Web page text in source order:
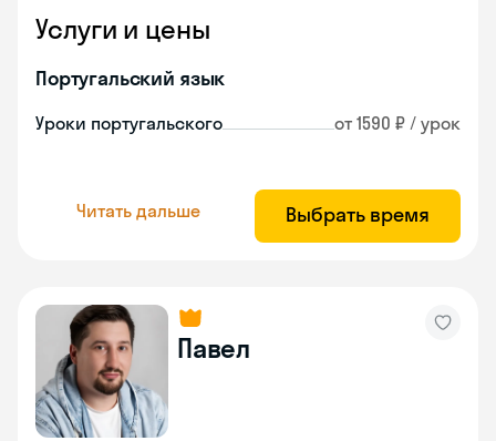
Услуги и цены
Португальский язык
Уроки португальского от 1590 ₽ / урок
Читать дальше Выбрать время
Павел